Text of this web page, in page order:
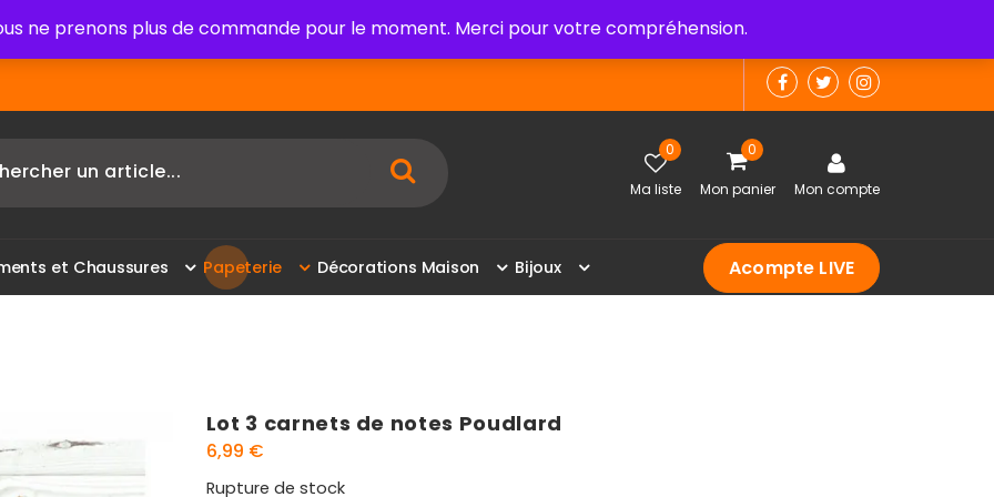
ne prenons plus de commande pour le moment. Merci pour votre compréhension.
0
Ma liste
0
Mon panier Mon compte
ents et Chaussures Papeterie Décorations Maison Bijoux Acompte LIVE
Lot 3 carnets de notes Poudlard
6,99 €
Rupture de stock